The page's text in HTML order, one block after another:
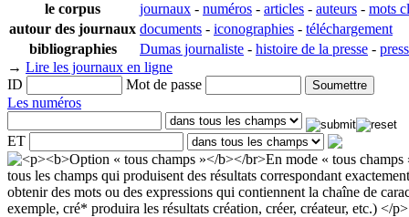
le corpus
journaux - numéros - articles - auteurs - mots
autour des journaux documents - iconographies - téléchargement
bibliographies
Dumas journaliste - histoire de la presse -
→ Lire les journaux en ligne
ID
Mot de passe
Les numéros
ET